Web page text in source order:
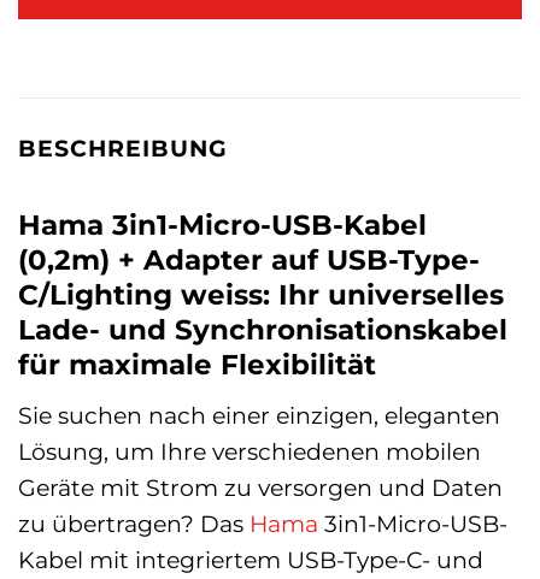
BESCHREIBUNG
Hama 3in1-Micro-USB-Kabel
(0,2m) + Adapter auf USB-Type-
C/Lighting weiss: Ihr universelles
Lade- und Synchronisationskabel
für maximale Flexibilität
Sie suchen nach einer einzigen, eleganten
Lösung, um Ihre verschiedenen mobilen
Geräte mit Strom zu versorgen und Daten
zu übertragen? Das Hama 3in1-Micro-USB-
Kabel mit integriertem USB-Type-C- und